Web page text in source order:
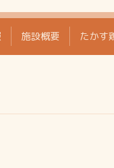
施設概要 たかす